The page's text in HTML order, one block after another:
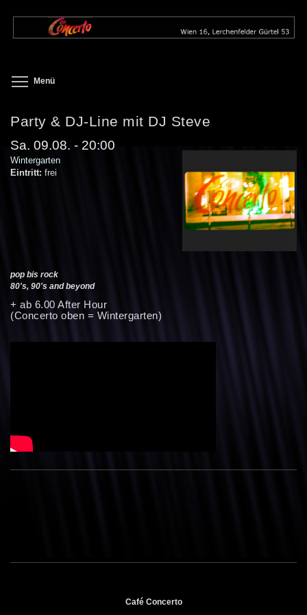
zum
Menü
Party & DJ-Line mit DJ Steve
Sa. 09.08. - 20:00
Wintergarten
Eintritt: frei
pop bis rock
80's, 90's and beyond
+ ab 6.00 After Hour
(Concerto oben = Wintergarten)
Café Concerto